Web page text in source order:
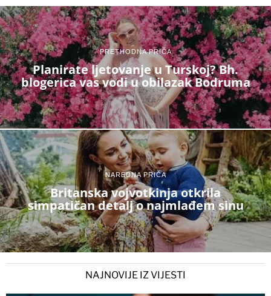
PRETHODNA PRIČA
Planirate ljetovanje u Turskoj? Bh.
blogerica vas vodi u obilazak Bodruma
NAREDNA PRIČA
Britanska vojvotkinja otkrila
simpatičan detalj o najmlađem sinu
NAJNOVIJE IZ VIJESTI